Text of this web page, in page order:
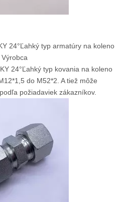
24°Ľahký typ armatúry na koleno
Výrobca
24°Ľahký typ kovania na koleno
do M52*2. A tiež môže
požiadaviek zákazníkov.